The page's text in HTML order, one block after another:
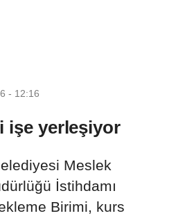
- 12:16
işe yerleşiyor
Meslek
İstihdamı
Birimi, kurs